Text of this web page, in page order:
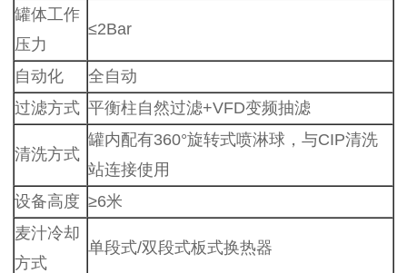
罐体工作
压力
≤2Bar
自动化
全自动
过滤方式 平衡柱自然过滤+VFD变频抽滤
清洗方式
罐内配有360°旋转式喷淋球，与CIP清洗
站连接使用
设备高度 ≥6米
麦汁冷却
方式
单段式/双段式板式换热器